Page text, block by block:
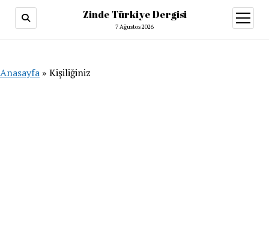
Zinde Türkiye Dergisi
7 Ağustos 2026
aç
Anasayfa » Kişiliğiniz